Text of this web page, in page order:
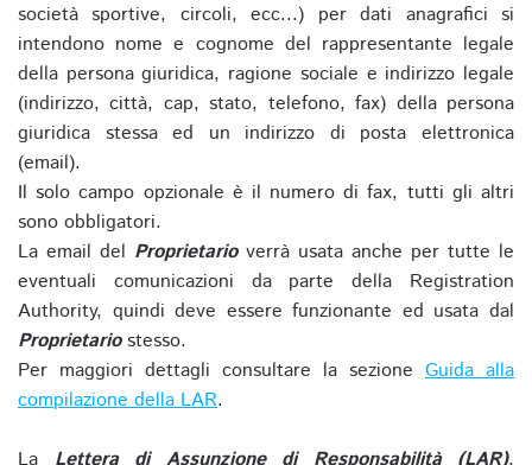
società sportive, circoli, ecc...) per dati anagrafici si
intendono nome e cognome del rappresentante legale
della persona giuridica, ragione sociale e indirizzo legale
(indirizzo, città, cap, stato, telefono, fax) della persona
giuridica stessa ed un indirizzo di posta elettronica
(email).
Il solo campo opzionale è il numero di fax, tutti gli altri
sono obbligatori.
La email del Proprietarioverrà usata anche per tutte le
eventuali comunicazioni da parte della Registration
Authority, quindi deve essere funzionante ed usata dal
Proprietariostesso.
Per maggiori dettagli consultare la sezione Guida alla
compilazione della LAR.